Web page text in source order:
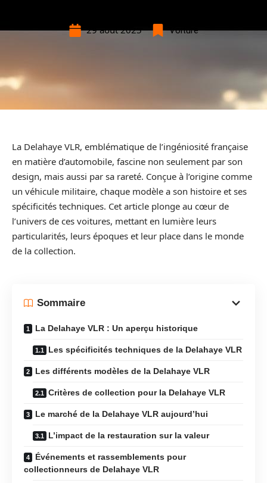
29 août 2025 Voiture
La Delahaye VLR, emblématique de l’ingéniosité française
en matière d’automobile, fascine non seulement par son
design, mais aussi par sa rareté. Conçue à l’origine comme
un véhicule militaire, chaque modèle a son histoire et ses
spécificités techniques. Cet article plonge au cœur de
l’univers de ces voitures, mettant en lumière leurs
particularités, leurs époques et leur place dans le monde
de la collection.
Sommaire
La Delahaye VLR : Un aperçu historique
Les spécificités techniques de la Delahaye VLR
Les différents modèles de la Delahaye VLR
Critères de collection pour la Delahaye VLR
Le marché de la Delahaye VLR aujourd’hui
L’impact de la restauration sur la valeur
Événements et rassemblements pour
collectionneurs de Delahaye VLR